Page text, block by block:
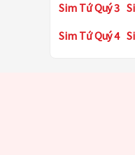
Sim Tứ Quý 3
Sim Tứ Quý 4